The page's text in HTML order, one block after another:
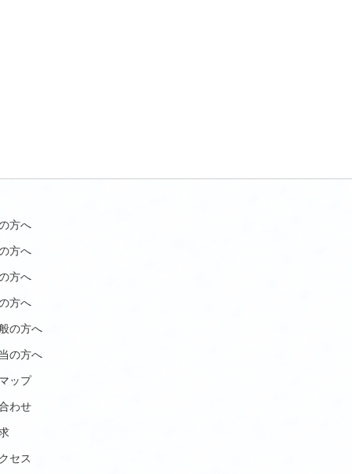
方へ
方へ
方へ
方へ
の方へ
の方へ
ップ
わせ
セス